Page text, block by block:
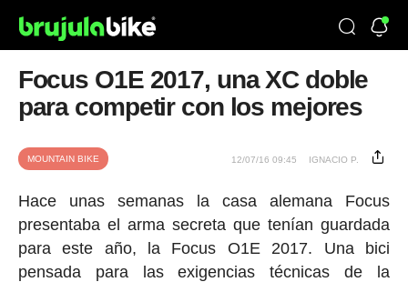
Focus O1E 2017, una XC doble
para competir con los mejores
MOUNTAIN BIKE 12/07/16 09:45 IGNACIO P.
Hace unas semanas la casa alemana Focus
presentaba el arma secreta que tenían guardada
para este año, la Focus O1E 2017. Una bici
pensada para las exigencias técnicas de la